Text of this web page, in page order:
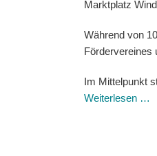
Marktplatz
Während von
Fördervereines
Im Mittelpunkt
Weiterlesen …